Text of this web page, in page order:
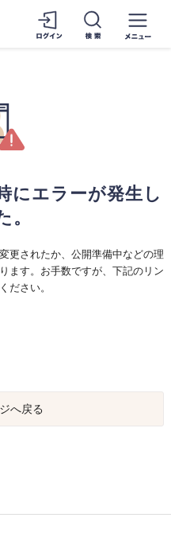
にエラーが発生し
。
更されたか、公開準備中などの理
ます。お手数ですが、下記のリン
ださい。
へ戻る